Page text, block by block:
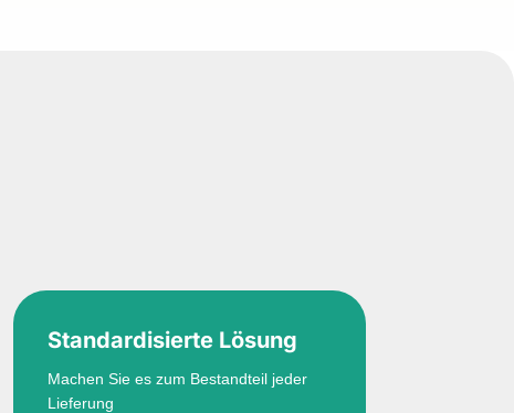
Standardisierte Lösung
Machen Sie es zum Bestandteil jeder
Lieferung